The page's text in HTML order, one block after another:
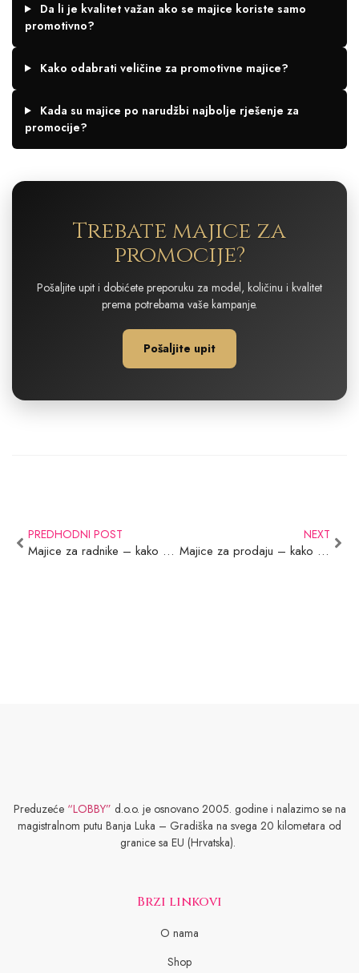
Da li je kvalitet važan ako se majice koriste samo
promotivno?
Kako odabrati veličine za promotivne majice?
Kada su majice po narudžbi najbolje rješenje za
promocije?
Trebate majice za
promocije?
Pošaljite upit i dobićete preporuku za model, količinu i kvalitet
prema potrebama vaše kampanje.
Pošaljite upit
PREDHODNI POST
Majice za radnike – kako odabrati kvalitetne i dugotrajne modele
NEXT
Majice za prodaju – kako izabrati pravi model za vlastiti brend
Preduzeće “LOBBY” d.o.o. je osnovano 2005. godine i nalazimo se na
magistralnom putu Banja Luka – Gradiška na svega 20 kilometara od
granice sa EU (Hrvatska).
Brzi linkovi
O nama
Shop